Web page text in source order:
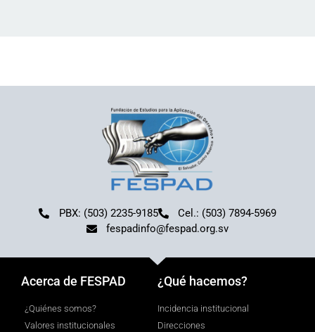
PBX: (503) 2235-9185
Cel.: (503) 7894-5969
fespadinfo@fespad.org.sv
Acerca de FESPAD
¿Quiénes somos?
Valores institucionales
¿Qué hacemos?
Incidencia institucional
Direcciones